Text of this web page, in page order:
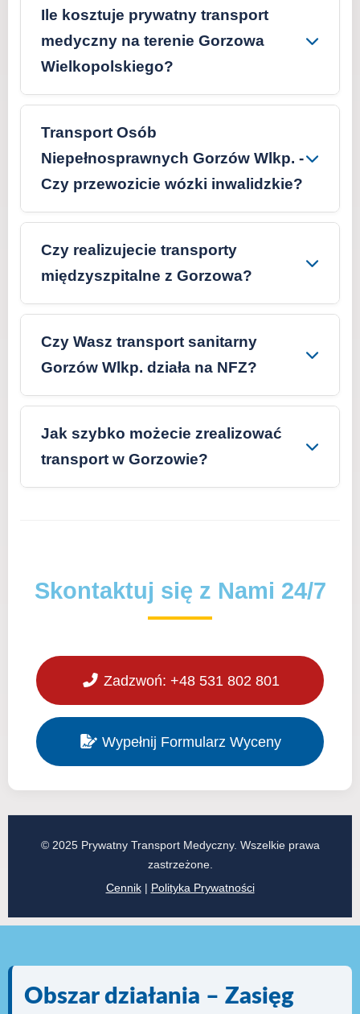
Ile kosztuje prywatny transport
medyczny na terenie Gorzowa
Wielkopolskiego?
Transport Osób
Niepełnosprawnych Gorzów Wlkp. -
Czy przewozicie wózki inwalidzkie?
Czy realizujecie transporty
międzyszpitalne z Gorzowa?
Czy Wasz transport sanitarny
Gorzów Wlkp. działa na NFZ?
Jak szybko możecie zrealizować
transport w Gorzowie?
Skontaktuj się z Nami 24/7
Zadzwoń: +48 531 802 801
Wypełnij Formularz Wyceny
© 2025 Prywatny Transport Medyczny. Wszelkie prawa
zastrzeżone.
Cennik| Polityka Prywatności
Obszar działania – Zasięg